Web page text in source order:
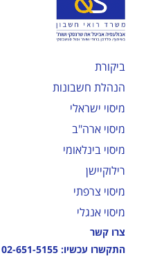
ביקורת
הנהלת חשבונות
מיסוי ישראלי
מיסוי ארה"ב
מיסוי בינלאומי
רילוקיישן
מיסוי צרפתי
מיסוי אנגלי
צרו קשר
התקשרו עכשיו: 02-651-5155